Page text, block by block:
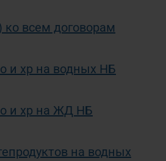
всем договорам
и хр на водных НБ
и хр на ЖД НБ
на водных